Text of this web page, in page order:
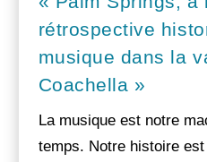
rétrospective
musique dans la
Coachella »
La musique est notre
temps. Notre histoire